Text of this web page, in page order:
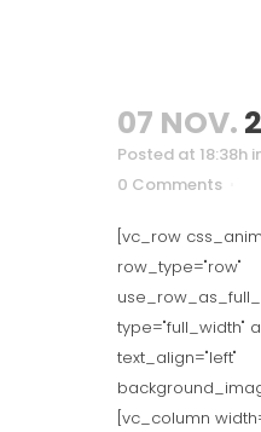
07 NOV.
Posted at 18:38h
0 Comments
[vc_row
row_type="row"
type="full_width"
text_align="left"
[vc_column